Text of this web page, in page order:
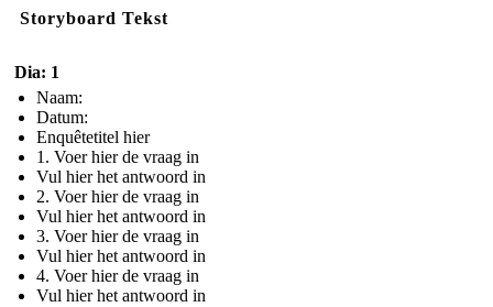
Storyboard Tekst
Dia: 1
Naam:
Datum:
Enquêtetitel hier
1. Voer hier de vraag in
Vul hier het antwoord in
2. Voer hier de vraag in
Vul hier het antwoord in
3. Voer hier de vraag in
Vul hier het antwoord in
4. Voer hier de vraag in
Vul hier het antwoord in